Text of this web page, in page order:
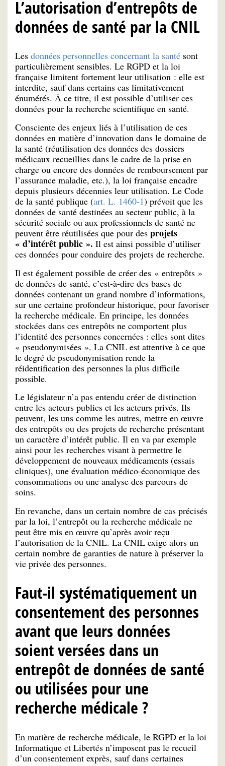
L’autorisation d’entrepôts de
données de santé par la CNIL
Les données personnelles concernant la santé sont
particulièrement sensibles. Le RGPD et la loi
française limitent fortement leur utilisation : elle est
interdite, sauf dans certains cas limitativement
énumérés. À ce titre, il est possible d’utiliser ces
données pour la recherche scientifique en santé.
Consciente des enjeux liés à l’utilisation de ces
données en matière d’innovation dans le domaine de
la santé (réutilisation des données des dossiers
médicaux recueillies dans le cadre de la prise en
charge ou encore des données de remboursement par
l’assurance maladie, etc.), la loi française encadre
depuis plusieurs décennies leur utilisation. Le Code
de la santé publique (art. L. 1460-1) prévoit que les
données de santé destinées au secteur public, à la
sécurité sociale ou aux professionnels de santé ne
peuvent être réutilisées que pour des projets
« d’intérêt public ». Il est ainsi possible d’utiliser
ces données pour conduire des projets de recherche.
Il est également possible de créer des « entrepôts »
de données de santé, c’est-à-dire des bases de
données contenant un grand nombre d’informations,
sur une certaine profondeur historique, pour favoriser
la recherche médicale. En principe, les données
stockées dans ces entrepôts ne comportent plus
l’identité des personnes concernées : elles sont dites
« pseudonymisées ». La CNIL est attentive à ce que
le degré de pseudonymisation rende la
réidentification des personnes la plus difficile
possible.
Le législateur n’a pas entendu créer de distinction
entre les acteurs publics et les acteurs privés. Ils
peuvent, les uns comme les autres, mettre en œuvre
des entrepôts ou des projets de recherche présentant
un caractère d’intérêt public. Il en va par exemple
ainsi pour les recherches visant à permettre le
développement de nouveaux médicaments (essais
cliniques), une évaluation médico-économique des
consommations ou une analyse des parcours de
soins.
En revanche, dans un certain nombre de cas précisés
par la loi, l’entrepôt ou la recherche médicale ne
peut être mis en œuvre qu’après avoir reçu
l’autorisation de la CNIL. La CNIL exige alors un
certain nombre de garanties de nature à préserver la
vie privée des personnes.
Faut-il systématiquement un
consentement des personnes
avant que leurs données
soient versées dans un
entrepôt de données de santé
ou utilisées pour une
recherche médicale ?
En matière de recherche médicale, le RGPD et la loi
Informatique et Libertés n’imposent pas le recueil
d’un consentement exprès, sauf dans certaines